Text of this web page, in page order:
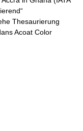
Thesaurierung
Acoat Color